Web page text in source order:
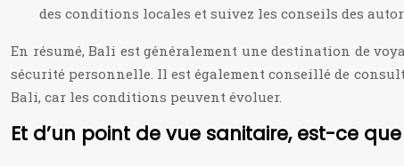
des conditions locales et suivez les conseils des
En résumé, Bali est généralement une destination de
sécurité personnelle. Il est également conseillé de
Bali, car les conditions peuvent évoluer.
Et d’un point de vue sanitaire, est-ce